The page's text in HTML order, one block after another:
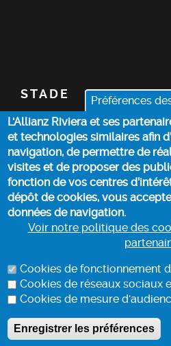
Préférences
L'Allianz Riviera et ses
et technologies similaires afin
navigation, de permettre de
visites et de proposer des
fonction de vos centres
dépôt de cookies, vous
données de navigation.
Voir notre politique des
Cookies de fonctionnement
Cookies de réseaux sociaux
Cookies de mesure
Enregistrer les préférences
STADE
BILLETTERIE
ACTUALITÉS
INFOS PRATIQUES
PROTECTION DES